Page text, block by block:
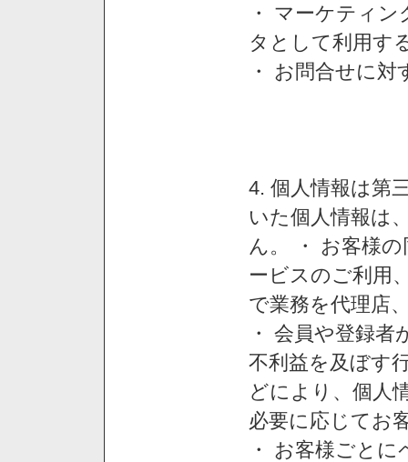
・ マーケティ
タとして利用す
・ お問合せに
4. 個人情報は第
いた個人情報は
ん。 ・ お客様
ービスのご利用
で業務を代理店
・ 会員や登録
不利益を及ぼす
どにより、個人
必要に応じてお
・ お客様ごと